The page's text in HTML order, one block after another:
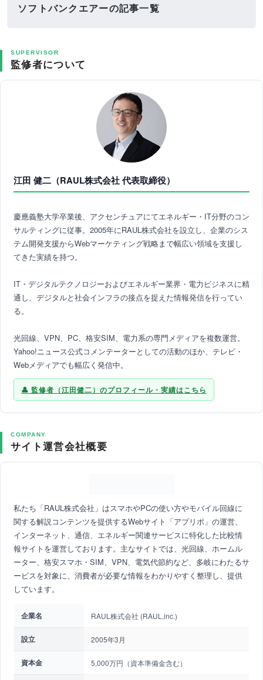
ソフトバンクエアーの記事一覧
SUPERVISOR
監修者について
江田 健二（RAUL株式会社 代表取締役）
慶應義塾大学卒業後、アクセンチュアにてエネルギー・IT分野のコン
サルティングに従事。2005年にRAUL株式会社を設立し、企業のシス
テム開発支援からWebマーケティング戦略まで幅広い領域を支援し
てきた実績を持つ。
IT・デジタルテクノロジーおよびエネルギー業界・電力ビジネスに精
通し、デジタルと社会インフラの接点を捉えた情報発信を行ってい
る。
光回線、VPN、PC、格安SIM、電力系の専門メディアを複数運営。
Yahoo!ニュース公式コメンテーターとしての活動のほか、テレビ・
Webメディアでも幅広く発信中。
監修者（江田健二）のプロフィール・実績はこちら
COMPANY
サイト運営会社概要
私たち「RAUL株式会社」はスマホやPCの使い方やモバイル回線に
関する解説コンテンツを提供するWebサイト「アプリポ」の運営、
インターネット、通信、エネルギー関連サービスに特化した比較情
報サイトを運営しております。主なサイトでは、光回線、ホームル
ーター、格安スマホ・SIM、VPN、電気代節約など、多岐にわたるサ
ービスを対象に、消費者が必要な情報をわかりやすく整理し、提供
しています。
企業名 RAUL株式会社 (RAUL,inc.)
設立 2005年3月
資本金 5,000万円（資本準備金含む）